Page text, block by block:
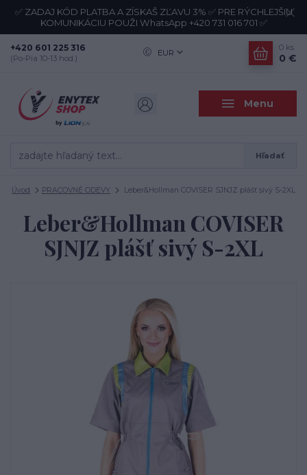
✅ ZADAJ KÓD PLATBA A ZÍSKAŠ ZĽAVU 3% ✅ PRE RÝCHLEJŠIU
KOMUNIKÁCIU POUŽI WhatsApp +420 731 016 701 ✅
Menu
EUR
Hľadať
+420 601 225 316
(Po-Pia 10-13 hod.)
0 ks
0 €
Úvod PRACOVNÉ ODEVY Leber&Hollman COVISER SJNJZ plášť sivý S-2XL
Leber&Hollman COVISER
SJNJZ plášť sivý S-2XL